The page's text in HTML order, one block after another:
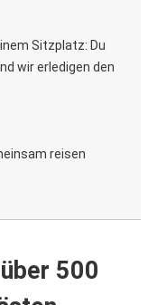
Sitzplatz: Du
wir erledigen den
reisen
500